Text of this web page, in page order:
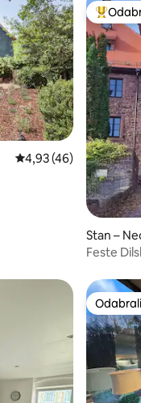
Prosječna ocjena:
4,93 (46)
Među
Stan –
Feste